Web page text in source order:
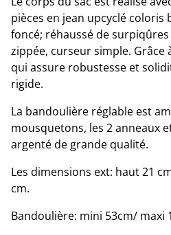
pièces en jean upcyclé coloris
foncé; réhaussé de
zippée, curseur simple. Grâce
qui assure robustesse et
rigide.
La bandoulière réglable est
mousquetons, les 2 anneaux
argenté de grande qualité.
Les dimensions ext: haut 21
cm.
Bandoulière: mini 53cm/ maxi